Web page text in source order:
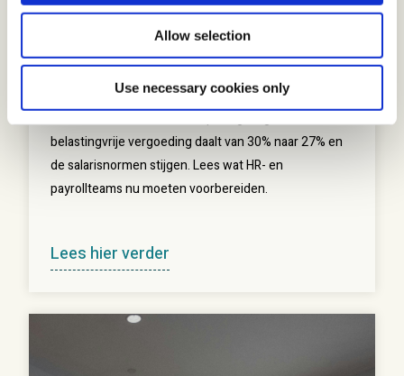
Allow selection
Use necessary cookies only
Wijzigingen in de expatregeling
vanaf 2027: wat HR en payroll nu
moeten weten
belastingvrije vergoeding daalt van 30% naar 27% en
de salarisnormen stijgen. Lees wat HR- en
payrollteams nu moeten voorbereiden.
Lees hier verder